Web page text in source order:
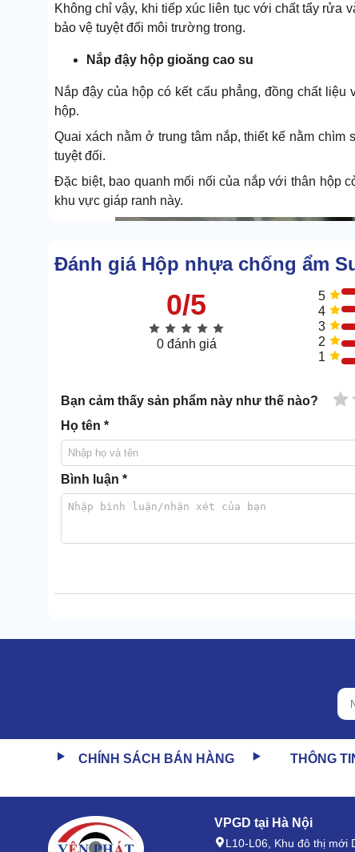
Không chỉ vậy, khi tiếp xúc liên tục với chất tẩy rửa
bảo vệ tuyệt đối môi trường trong.
Nắp đậy hộp gioăng cao su
Nắp đậy của hộp có kết cấu phẳng, đồng chất
hộp.
Quai xách nằm ở trung tâm nắp, thiết kế nằm
tuyệt đối.
Đặc biệt, bao quanh mối nối của nắp với thân hộp
khu vực giáp ranh này.
Hạt hút ẩm của hộp Super Lock 8.4L được đóng
Với trọng lượng 100g, thành phần háo nước này
Đánh giá Hộp nhựa chống ẩm
0/5
0 đánh giá
5
4
3
2
1
Bạn cảm thấy sản phẩm này như thế nào? 1
Họ tên *
Bình luận *
CHÍNH SÁCH BÁN HÀNG THÔNG
VPGD tại Hà Nội
L10-L06, Khu đô thị mới